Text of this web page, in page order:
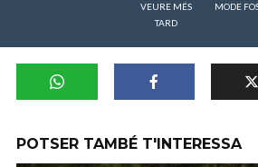
VEURE MÉS
TARD
MODE
POTSER TAMBÉ T'INTERESSA